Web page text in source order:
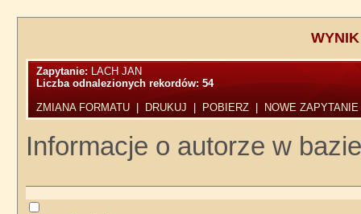
Zapytanie: LACH JAN
Liczba odnalezionych rekordów:54
ZMIANA FORMATU
DRUKUJ POBIERZ NOWE ZAPYTANIE
Informacje o autorze w